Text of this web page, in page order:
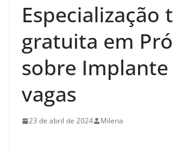
Especialização
gratuita em
sobre Implante
vagas
23 de abril de 2024 Milena